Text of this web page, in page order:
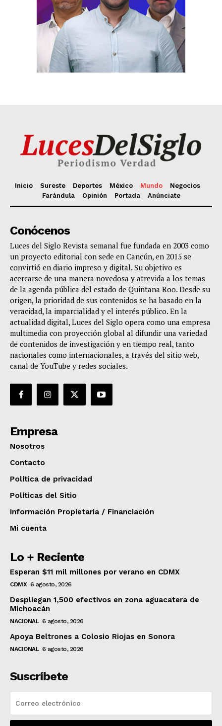
Inicio Sureste Deportes México Mundo
Negocios
Farándula
Opinión Portada Anúnciate
Conócenos
Luces del Siglo Revista semanal fue fundada en 2003 como
un proyecto editorial con sede en Cancún, en 2015 se
convirtió en diario impreso y digital. Su objetivo es
acercarse de una manera novedosa y atrevida a los temas
de la agenda pública del estado de Quintana Roo. Desde su
origen, la prioridad de sus contenidos se ha basado en la
veracidad, la imparcialidad y el interés público. En la
actualidad digital, Luces del Siglo opera como una empresa
multimedia con proyección global al difundir una variedad
de contenidos de investigación y en tiempo real, tanto
nacionales como internacionales, a través del sitio web,
canal de YouTube y redes sociales.
Empresa
Nosotros
Contacto
Política de privacidad
Políticas del Sitio
Información Propietaria / Financiación
Mi cuenta
Lo + Reciente
Esperan $11 mil millones por verano en CDMX
CDMX 6 agosto, 2026
Despliegan 1,500 efectivos en zona aguacatera de
Michoacán
NACIONAL 6 agosto, 2026
Apoya Beltrones a Colosio Riojas en Sonora
NACIONAL 6 agosto, 2026
Suscríbete